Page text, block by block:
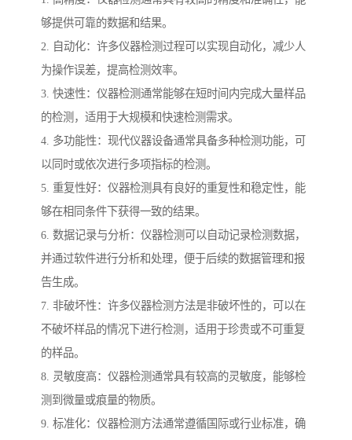
够提供可靠的数据和结果。
2. 自动化：许多仪器检测过程可以实现自动化，减少人
为操作误差，提高检测效率。
3. 快速性：仪器检测通常能够在短时间内完成大量样品
的检测，适用于大规模和快速检测需求。
4. 多功能性：现代仪器设备通常具备多种检测功能，可
以同时或依次进行多项指标的检测。
5. 重复性好：仪器检测具有良好的重复性和稳定性，能
够在相同条件下获得一致的结果。
6. 数据记录与分析：仪器检测可以自动记录检测数据，
并通过软件进行分析和处理，便于后续的数据管理和报
告生成。
7. 非破坏性：许多仪器检测方法是非破坏性的，可以在
不破坏样品的情况下进行检测，适用于珍贵或不可重复
的样品。
8. 灵敏度高：仪器检测通常具有较高的灵敏度，能够检
测到微量或痕量的物质。
9. 标准化：仪器检测方法通常遵循国际或行业标准，确